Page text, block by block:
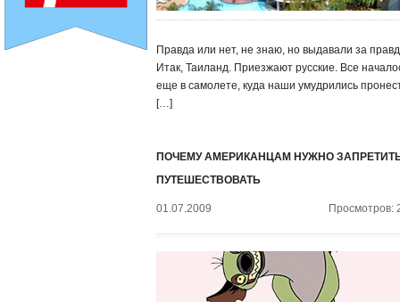
Правда или нет, не знаю, но выдавали за
Итак, Таиланд. Приезжают русские. Все
еще в самолете, куда наши умудрились
[…]
ПОЧЕМУ АМЕРИКАНЦАМ НУЖНО
ПУТЕШЕСТВОВАТЬ
01.07.2009 Просмотров: